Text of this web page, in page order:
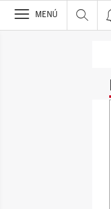
>
MENÚ